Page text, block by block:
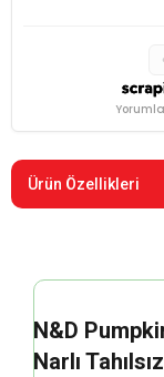
‹
Ürün Özellikleri
N&D
Narlı